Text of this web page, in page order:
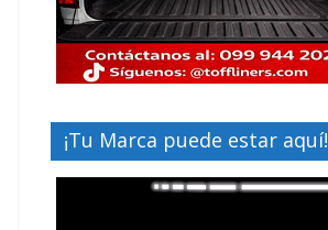
¡Tu Marca puede estar aquí!